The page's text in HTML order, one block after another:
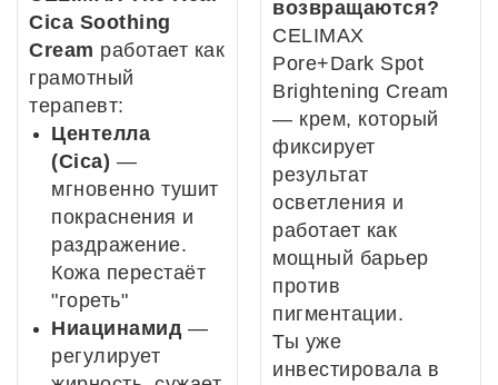
Cica Soothing
Cream работает как
грамотный
терапевт:
Центелла
(Cica) —
мгновенно тушит
покраснения и
раздражение.
Кожа перестаёт
"гореть"
Ниацинамид —
регулирует
возвращаются?
CELIMAX
Pore+Dark Spot
Brightening Cream
— крем, который
фиксирует
результат
осветления и
работает как
мощный барьер
против
пигментации.
Ты уже
инвестировала в